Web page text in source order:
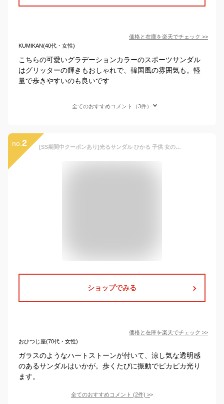
価格と在庫を楽天でチェック >>
KUMIKAN(40代・女性)
こちらの可愛いグラデーションカラーのスポーツサンダル
はグリッターの輝きもおしゃれで、韓国風の雰囲気も。軽
量で歩きやすいのも良いです
全てのおすすめコメント（3件）
no. 2 [SS期間中クーポンあり]光るサンダル ひかる 子供 女の子 ベビー 14cm 15cm 16cm 17cm 18cm クリア 紫 かわいい おしゃれ 人気 夏 海 プール ハート キラキラ ストーン付き 保育園 幼稚園 小学生 プレゼント プチギフト 贈り物 お誕生日 バースデー あす楽 送料無料
ショップでみる
価格と在庫を楽天でチェック >>
おひつじ座(70代・女性)
ガラスのようなハートストーンが付いて、涼し気な透明感
のあるサンダルはいかが。歩くたびに振動でピカピカ光り
ます。
全てのおすすめコメント (2件) >